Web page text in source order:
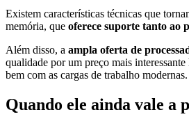
Existem características técnicas que
memória, que oferece suporte tanto ao
Além disso, a ampla oferta de
qualidade por um preço mais
bem com as cargas de trabalho modernas.
Quando ele ainda vale a